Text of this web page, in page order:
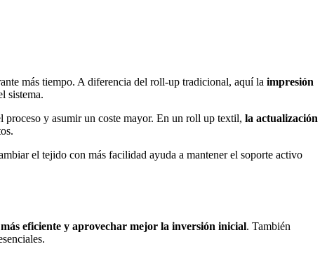
más tiempo. A diferencia del roll-up tradicional, aquí la impresión
sistema.
proceso y asumir un coste mayor. En un roll up textil, la actualización
el tejido con más facilidad ayuda a mantener el soporte activo
eficiente y aprovechar mejor la inversión inicial. También